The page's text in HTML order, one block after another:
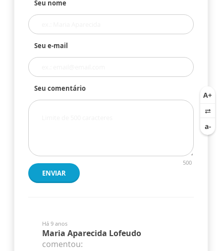
Seu nome
Seu e-mail
Seu comentário
500
ENVIAR
Há 9 anos
Maria Aparecida Lofeudo
comentou: